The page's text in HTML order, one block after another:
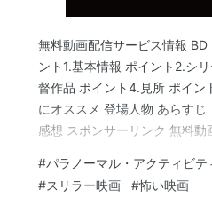
無料動画配信サービス情報
ント1.基本情報 ポイント2.シ
督作品 ポイント4.見所 ポイン
にオススメ 登場人物 あらすじ
感想 スポンサーリンク 無料
動画配信サービス(VOD)の一
video 〇(定額見放題) U-NEXT
#パラノーマル・アクティビテ
#スリラー映画 #怖い映画